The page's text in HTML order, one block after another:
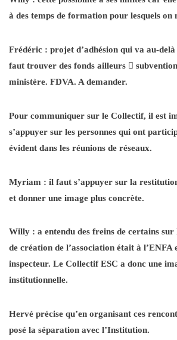
à des temps de formation pour lesquels on
Frédéric : projet d’adhésion qui va au-
faut trouver des fonds ailleurs 
ministère. FDVA. A demander.
Pour communiquer sur le Collectif, il est
s’appuyer sur les personnes qui ont
évident dans les réunions de réseaux.
Myriam : il faut s’appuyer sur la
et donner une image plus concrète.
Willy : a entendu des freins de certains sur
de création de l’association était à l’ENFA
inspecteur. Le Collectif ESC a donc une
institutionnelle.
Hervé précise qu’en organisant ces
posé la séparation avec l’Institution.